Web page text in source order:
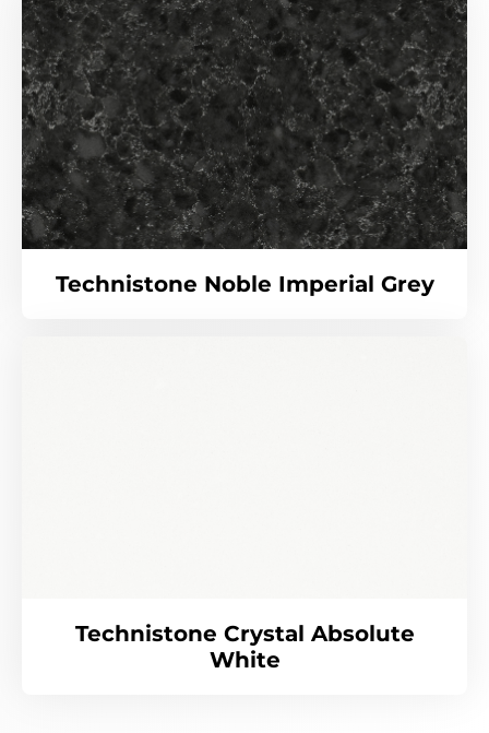
Technistone Noble Imperial Grey
Technistone Crystal Absolute
White